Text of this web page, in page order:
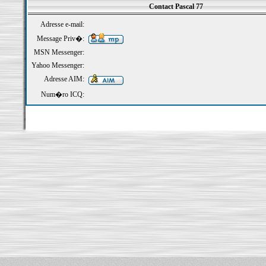
Contact Pascal 77
Adresse e-mail:
Message Priv�:
MSN Messenger:
Yahoo Messenger:
Adresse AIM:
Num�ro ICQ: